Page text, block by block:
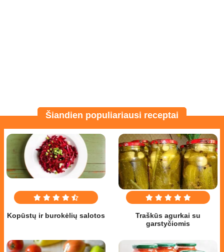
Šiandien populiariausi receptai
Kopūstų ir burokėlių salotos
Traškūs agurkai su
garstyčiomis